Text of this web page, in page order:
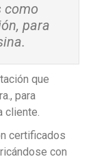
como
para
que
para
cliente.
certificados
con